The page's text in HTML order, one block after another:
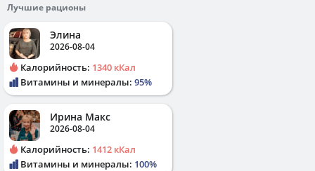
Лучшие рационы
Элина
2026-08-04
Калорийность: 1340 кКал
Витамины и минералы: 95%
Ирина Макс
2026-08-04
Калорийность: 1412 кКал
Витамины и минералы: 100%